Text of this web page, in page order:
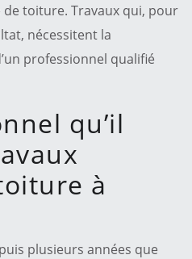
toiture. Travaux qui, pour
nécessitent la
professionnel qualifié
qu’il
à
plusieurs années que